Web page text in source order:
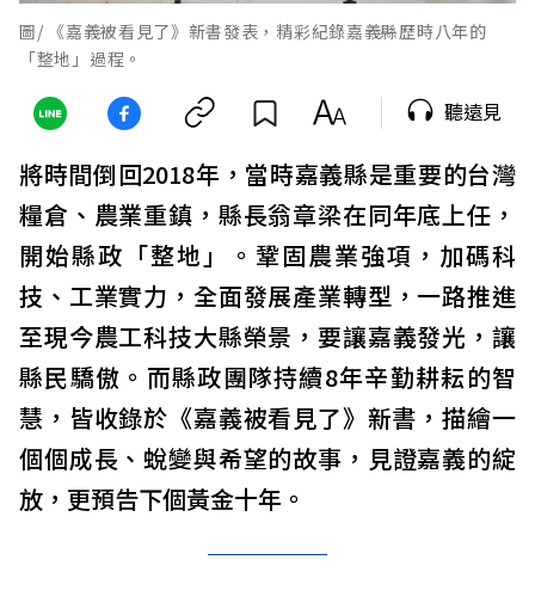
圖/ 《嘉義被看見了》新書發表，精彩紀錄嘉義縣歷時八年的
「整地」過程。
聽遠見
將時間倒回2018年，當時嘉義縣是重要的台灣
糧倉、農業重鎮，縣長翁章梁在同年底上任，
開始縣政「整地」。鞏固農業強項，加碼科
技、工業實力，全面發展產業轉型，一路推進
至現今農工科技大縣榮景，要讓嘉義發光，讓
縣民驕傲。而縣政團隊持續8年辛勤耕耘的智
慧，皆收錄於《嘉義被看見了》新書，描繪一
個個成長、蛻變與希望的故事，見證嘉義的綻
放，更預告下個黃金十年。